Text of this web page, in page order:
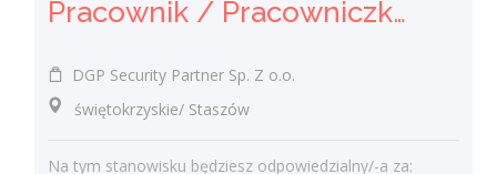
Pracownik / Pracowniczka Ochrony z Pozwoleniem na Broń
DGP Security Partner Sp. Z o.o.
świętokrzyskie/ Staszów
Na tym stanowisku będziesz odpowiedzialny/-a za: